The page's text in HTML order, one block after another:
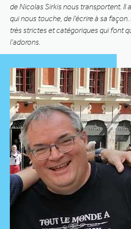
de Nicolas Sirkis nous transportent. Il
qui nous touche, de l’écrire à sa
très strictes et catégoriques qui font
l’adorons.